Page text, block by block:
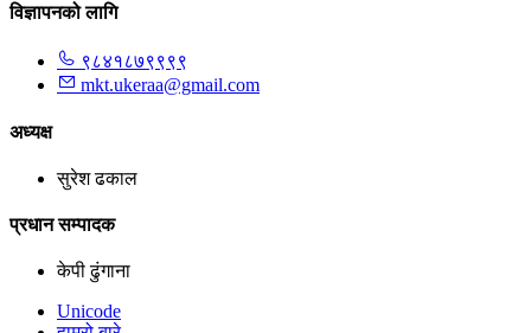
विज्ञापनको लागि
९८४१८७९९९९
mkt.ukeraa@gmail.com
अध्यक्ष
सुरेश ढकाल
प्रधान सम्पादक
केपी ढुंगाना
Unicode